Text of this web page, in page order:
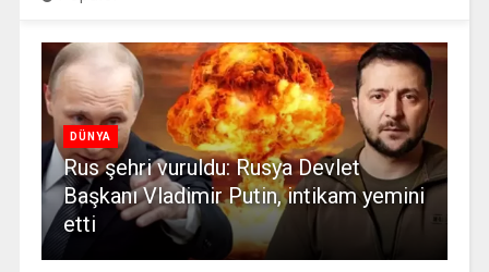
DÜNYA
Rus şehri vuruldu: Rusya Devlet
Başkanı Vladimir Putin, intikam yemini
etti